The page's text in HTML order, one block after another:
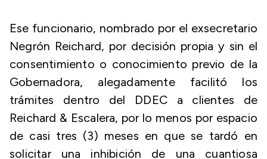
Ese funcionario, nombrado por el exsecretario
Negrón Reichard, por decisión propia y sin el
consentimiento o conocimiento previo de la
Gobernadora, alegadamente facilitó los
trámites dentro del DDEC a clientes de
Reichard & Escalera, por lo menos por espacio
de casi tres (3) meses en que se tardó en
solicitar una inhibición de una cuantiosa